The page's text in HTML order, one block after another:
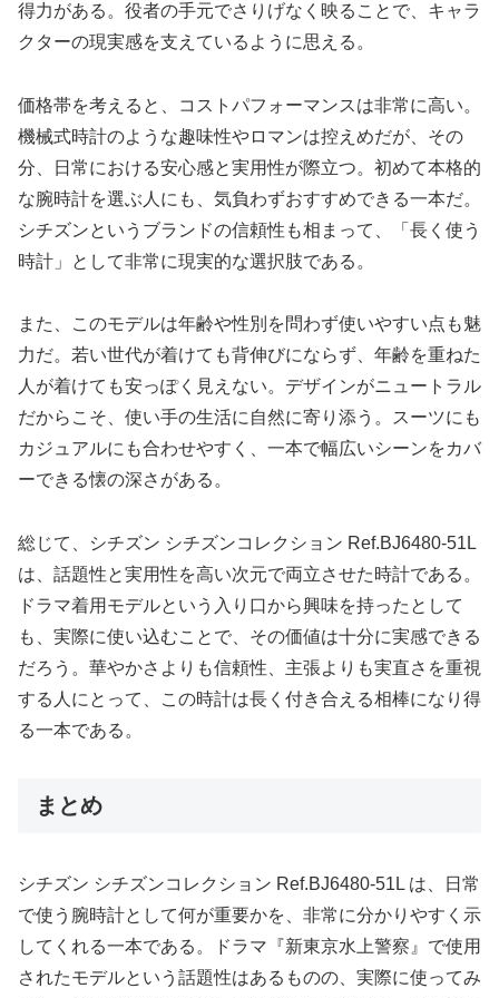
得力がある。役者の手元でさりげなく映ることで、キャラ
クターの現実感を支えているように思える。
価格帯を考えると、コストパフォーマンスは非常に高い。
機械式時計のような趣味性やロマンは控えめだが、その
分、日常における安心感と実用性が際立つ。初めて本格的
な腕時計を選ぶ人にも、気負わずおすすめできる一本だ。
シチズンというブランドの信頼性も相まって、「長く使う
時計」として非常に現実的な選択肢である。
また、このモデルは年齢や性別を問わず使いやすい点も魅
力だ。若い世代が着けても背伸びにならず、年齢を重ねた
人が着けても安っぽく見えない。デザインがニュートラル
だからこそ、使い手の生活に自然に寄り添う。スーツにも
カジュアルにも合わせやすく、一本で幅広いシーンをカバ
ーできる懐の深さがある。
総じて、シチズン シチズンコレクション Ref.BJ6480-51L
は、話題性と実用性を高い次元で両立させた時計である。
ドラマ着用モデルという入り口から興味を持ったとして
も、実際に使い込むことで、その価値は十分に実感できる
だろう。華やかさよりも信頼性、主張よりも実直さを重視
する人にとって、この時計は長く付き合える相棒になり得
る一本である。
まとめ
シチズン シチズンコレクション Ref.BJ6480-51L は、日常
で使う腕時計として何が重要かを、非常に分かりやすく示
してくれる一本である。ドラマ『新東京水上警察』で使用
されたモデルという話題性はあるものの、実際に使ってみ